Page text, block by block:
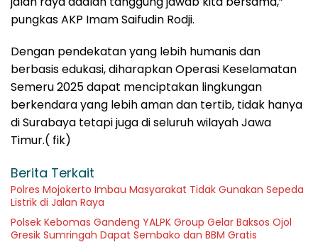
pungkas AKP Imam Saifudin Rodji.
Dengan pendekatan yang lebih humanis dan
berbasis edukasi, diharapkan Operasi Keselamatan
Semeru 2025 dapat menciptakan lingkungan
berkendara yang lebih aman dan tertib, tidak hanya
di Surabaya tetapi juga di seluruh wilayah Jawa
Timur.( fik)
Berita Terkait
Polres Mojokerto Imbau Masyarakat Tidak Gunakan Sepeda
Listrik di Jalan Raya
Polsek Kebomas Gandeng YALPK Group Gelar Baksos Ojol
Gresik Sumringah Dapat Sembako dan BBM Gratis